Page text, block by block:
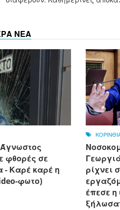
ΝΕΑ
φθορές σε
- Καρέ καρέ η
φωτο)
ρίχνει
έπεσε